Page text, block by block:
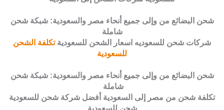
شحن البضائع من وإلى جميع أنحاء مصر والسعودية: شبكة شحن
شاملة
شركات شحن للسعوديه اسعار الشحن للسعوديةتكلفة الشحن
للسعودية
شحن البضائع من وإلى جميع أنحاء مصر والسعودية: شبكة شحن
شاملة
تكلفة شحن من مصر إلى السعودية أفضل شركة شحن للسعودية
شحن للسعودية